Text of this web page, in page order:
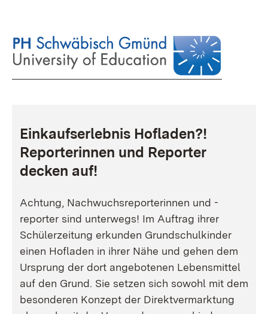
Einkaufserlebnis Hofladen?!
Reporterinnen und Reporter
decken auf!
Achtung, Nachwuchsreporterinnen und -
reporter sind unterwegs! Im Auftrag ihrer
Schülerzeitung erkunden Grundschulkinder
einen Hofladen in ihrer Nähe und gehen dem
Ursprung der dort angebotenen Lebensmittel
auf den Grund. Sie setzen sich sowohl mit dem
besonderen Konzept der Direktvermarktung